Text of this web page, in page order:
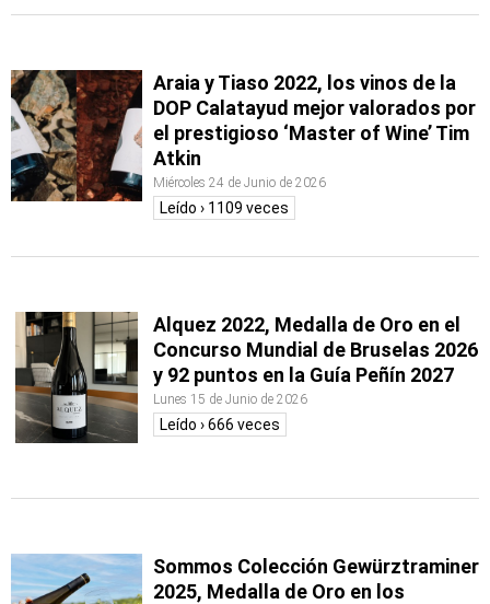
Araia y Tiaso 2022, los vinos de la
DOP Calatayud mejor valorados por
el prestigioso ‘Master of Wine’ Tim
Atkin
Miércoles 24 de Junio de 2026
Leído › 1109 veces
Alquez 2022, Medalla de Oro en el
Concurso Mundial de Bruselas 2026
y 92 puntos en la Guía Peñín 2027
Lunes 15 de Junio de 2026
Leído › 666 veces
Sommos Colección Gewürztraminer
2025, Medalla de Oro en los